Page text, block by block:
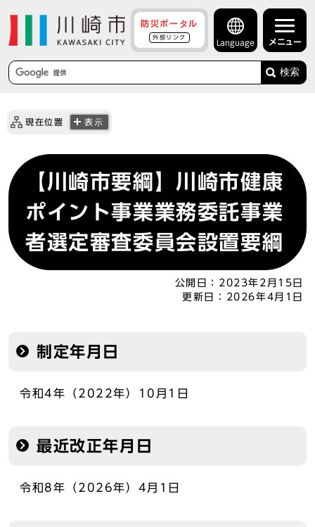
防災ポータル
外部リンク
Language メニュー
検索
現在位置 表示
【川崎市要綱】川崎市健康
ポイント事業業務委託事業
者選定審査委員会設置要綱
公開日： 2023年2月15日
更新日：
2026年4月1日
制定年月日
令和4年（2022年）10月1日
最近改正年月日
令和8年（2026年）4月1日